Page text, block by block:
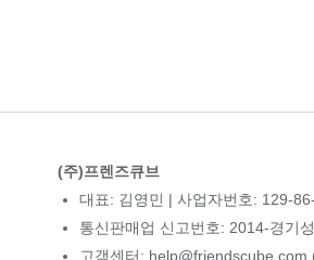
(주)프렌즈큐브
대표: 김영민 | 사업자번호: 129-
통신판매업 신고번호: 2014-경기
고객센터: